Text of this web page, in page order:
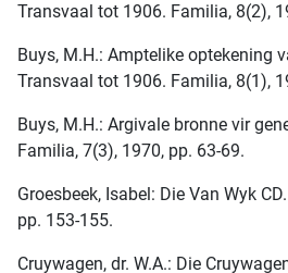
Transvaal tot 1906. Familia, 8(2),
Buys, M.H.: Amptelike optekening
Transvaal tot 1906. Familia, 8(1),
Buys, M.H.: Argivale bronne vir
Familia, 7(3), 1970, pp. 63-69.
Groesbeek, Isabel: Die Van Wyk
pp. 153-155.
Cruywagen, dr. W.A.: Die